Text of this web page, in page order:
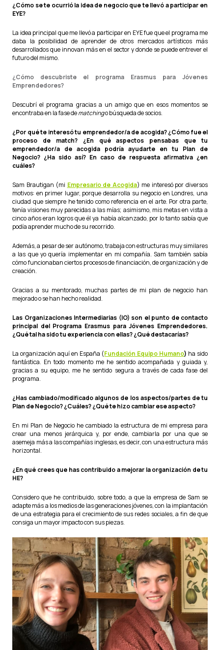
¿Cómo se te ocurrió la idea de negocio que te llevó a participar en
EYE?
La idea principal que me llevó a participar en EYE fue que el programa me
daba la posibilidad de aprender de otros mercados artísticos más
desarrollados que innovan más en el sector y donde se puede entrever el
futuro del mismo.
¿Cómo descubriste el programa Erasmus para Jóvenes
Emprendedores?
Descubrí el programa gracias a un amigo que en esos momentos se
encontraba en la fase dematchingo búsqueda de socios.
¿Por qué te interesó tu emprendedor/a de acogida? ¿Cómo fue el
proceso de match? ¿En qué aspectos pensabas que tu
emprendedor/a de acogida podría ayudarte en tu Plan de
Negocio? ¿Ha sido así? En caso de respuesta afirmativa ¿en
cuáles?
Sam Brautigan (mi Empresario de Acogida) me interesó por diversos
motivos: en primer lugar, porque desarrolla su negocio en Londres, una
ciudad que siempre he tenido como referencia en el arte. Por otra parte,
tenía visiones muy parecidas a las mías; asimismo, mis metas en vista a
cinco años eran logros que él ya había alcanzado, por lo tanto sabía que
podía aprender mucho de su recorrido.
Además, a pesar de ser autónomo, trabaja con estructuras muy similares
a las que yo quería implementar en mi compañía. Sam también sabía
cómo funcionaban ciertos procesos de financiación, de organización y de
creación.
Gracias a su mentorado, muchas partes de mi plan de negocio han
mejorado o se han hecho realidad.
Las Organizaciones Intermediarias (IO) son el punto de contacto
principal del Programa Erasmus para Jóvenes Emprendedores.
¿Qué tal ha sido tu experiencia con ellas? ¿Qué destacarías?
La organización aquí en España (Fundación Equipo Humano) ha sido
fantástica. En todo momento me he sentido acompañada y guiada y,
gracias a su equipo, me he sentido segura a través de cada fase del
programa.
¿Has cambiado/modificado algunos de los aspectos/partes de tu
Plan de Negocio? ¿Cuáles? ¿Qué te hizo cambiar ese aspecto?
En mi Plan de Negocio he cambiado la estructura de mi empresa para
crear una menos jerárquica y, por ende, cambiarla por una que se
asemeja más a las compañías inglesas, es decir, con una estructura más
horizontal.
¿En qué crees que has contribuido a mejorar la organización de tu
HE?
Considero que he contribuido, sobre todo, a que la empresa de Sam se
adapte más a los medios de las generaciones jóvenes, con la implantación
de una estrategia para el crecimiento de sus redes sociales, a fin de que
consiga un mayor impacto con sus piezas.